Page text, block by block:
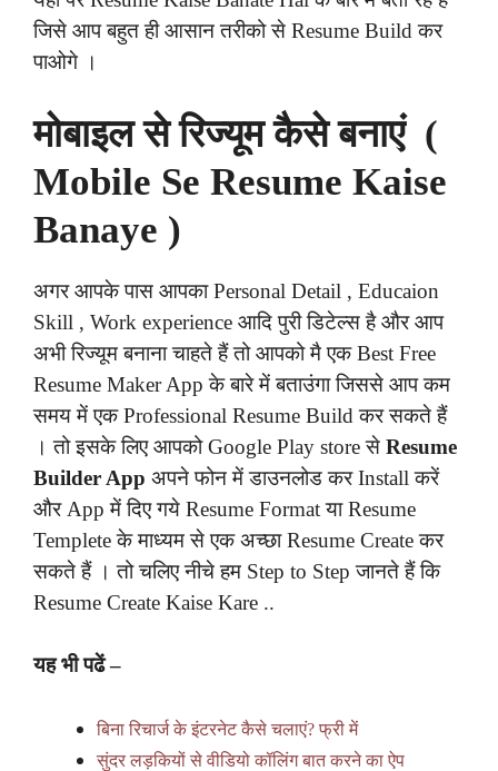
जिसे आप बहुत ही आसान तरीको से Resume Build कर
पाओगे ।
मोबाइल से रिज्यूम कैसे बनाएं (
Mobile Se Resume Kaise
Banaye )
अगर आपके पास आपका Personal Detail , Educaion
Skill , Work experience आदि पुरी डिटेल्स है और आप
अभी रिज्यूम बनाना चाहते हैं तो आपको मै एक Best Free
Resume Maker App के बारे में बताउंगा जिससे आप कम
समय में एक Professional Resume Build कर सकते हैं
। तो इसके लिए आपको Google Play store से Resume
Builder App अपने फोन में डाउनलोड कर Install करें
और App में दिए गये Resume Format या Resume
Templete के माध्यम से एक अच्छा Resume Create कर
सकते हैं । तो चलिए नीचे हम Step to Step जानते हैं कि
Resume Create Kaise Kare ..
यह भी पढें –
बिना रिचार्ज के इंटरनेट कैसे चलाएं? फ्री में
सुंदर लड़कियों से वीडियो कॉलिंग बात करने का ऐप